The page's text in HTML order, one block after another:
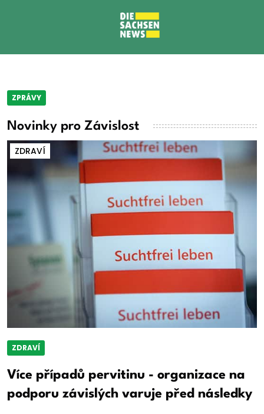
ZPRÁVY
Novinky pro Závislost
ZDRAVÍ
ZDRAVÍ
Více případů pervitinu - organizace na
podporu závislých varuje před následky